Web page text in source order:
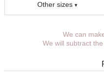
Other sizes
You can choose
Additional wishes you can
In some models of
We can
We will subtract